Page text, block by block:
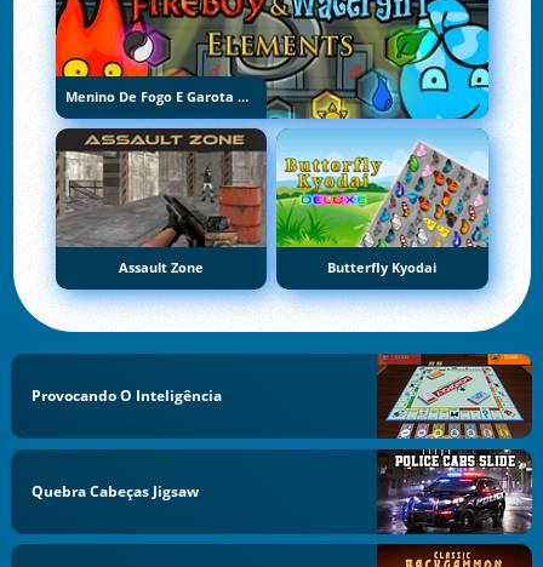
Menino De Fogo E Garota De Água 5: Elementos
Assault Zone Butterfly Kyodai
Provocando O Inteligência
Quebra Cabeças Jigsaw